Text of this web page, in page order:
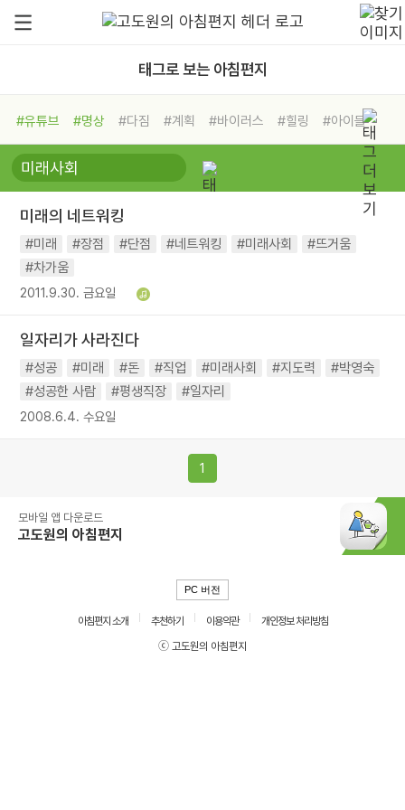
태그로 보는 아침편지
#유튜브 #명상 #다짐 #계획 #바이러스 #힐링
#아이들
#비전캠프
#독서캠프 #삶
#희망
#나눔 #친구 #링컨학교
#독서
#건강 #면역력
미래의 네트워킹
#미래 #장점 #단점 #네트워킹 #미래사회
#뜨거움
#차가움
2011.9.30. 금요일
일자리가 사라진다
#성공 #미래 #돈 #직업 #미래사회 #지도력
#박영숙
#성공한 사람
#평생직장 #일자리
2008.6.4. 수요일
1
모바일 앱 다운로드
고도원의 아침편지
PC 버전
아침편지 소개 추천하기 이용약관
개인정보 처리방침
ⓒ 고도원의 아침편지